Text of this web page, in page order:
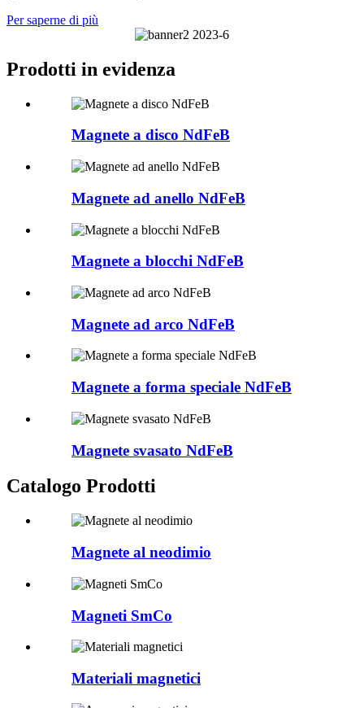
Per saperne di più
Prodotti in evidenza
Magnete a disco NdFeB
Magnete ad anello NdFeB
Magnete a blocchi NdFeB
Magnete ad arco NdFeB
Magnete a forma speciale NdFeB
Magnete svasato NdFeB
Catalogo Prodotti
Magnete al neodimio
Magneti SmCo
Materiali magnetici